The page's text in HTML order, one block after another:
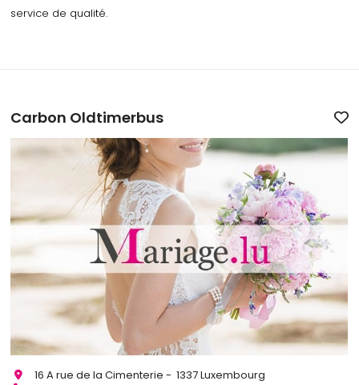
service de qualité.
Carbon Oldtimerbus
16 A rue de la Cimenterie - 1337 Luxembourg